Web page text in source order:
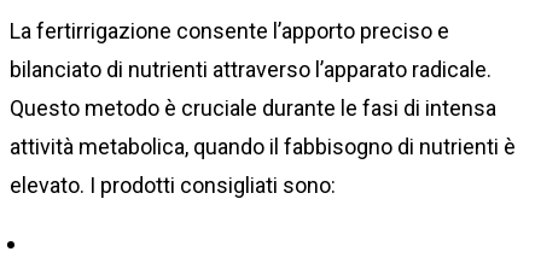
La fertirrigazione consente l’apporto preciso e
bilanciato di nutrienti attraverso l’apparato radicale.
Questo metodo è cruciale durante le fasi di intensa
attività metabolica, quando il fabbisogno di nutrienti è
elevato. I prodotti consigliati sono: